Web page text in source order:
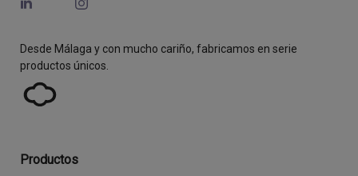
Desde Málaga y con mucho cariño, fabricamos en serie
productos únicos.
Productos